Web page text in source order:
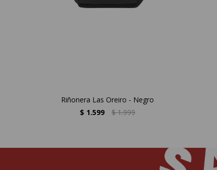
Riñonera Las Oreiro - Negro
$ 1.599 $ 1.999